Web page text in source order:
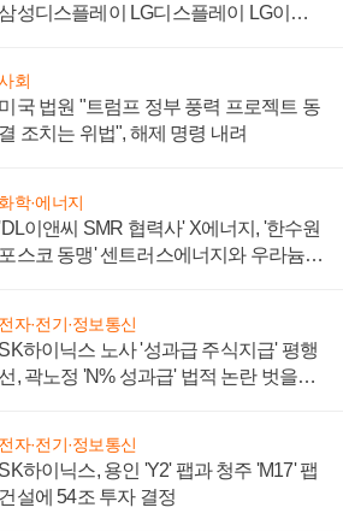
삼성디스플레이 LG디스플레이 LG이노
회
미국 법원 "트럼프 정부 풍력 프로젝트 동
결 조치는 위법", 해제 명령 내려
화학·에너지
이앤씨 SMR 협력사' X에너지, '한수원
포스코 동맹' 센트러스에너지와 우라늄
전자·전기·정보통신
SK하이닉스 노사 '성과급 주식지급' 평행
선, 곽노정 'N% 성과급' 법적 논란 벗을지
전자·전기·정보통신
SK하이닉스, 용인 'Y2' 팹과 청주 'M17' 팹
건설에 54조 투자 결정